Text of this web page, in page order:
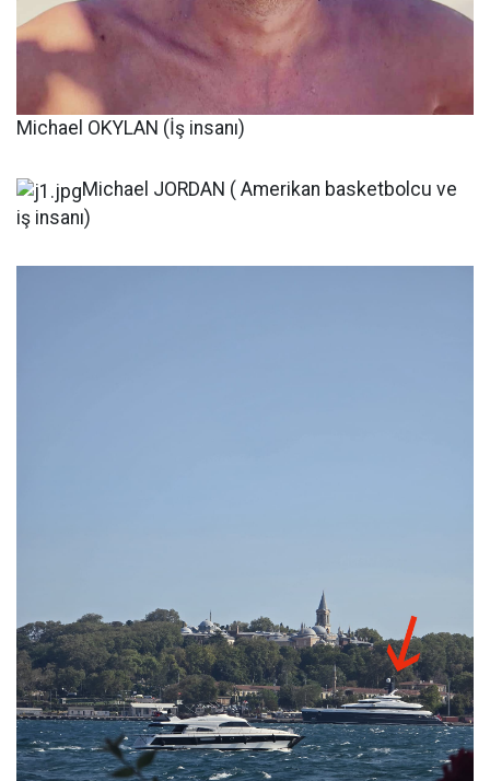
Michael OKYLAN (İş insanı)
Michael JORDAN ( Amerikan basketbolcu ve
iş insanı)